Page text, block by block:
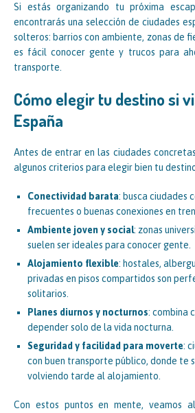
Si estás organizando tu próxima
encontrarás una selección de ciudades
solteros: barrios con ambiente, zonas de
es fácil conocer gente y trucos para
transporte.
Cómo elegir tu destino si
España
Antes de entrar en las ciudades
algunos criterios para elegir bien tu
Conectividad barata: busca ciudades
frecuentes o buenas conexiones en
Ambiente joven y social: zonas
suelen ser ideales para conocer gente.
Alojamiento flexible: hostales,
privadas en pisos compartidos son
solitarios.
Planes diurnos y nocturnos: combina
depender solo de la vida nocturna.
Seguridad y facilidad para moverte:
con buen transporte público, donde te
volviendo tarde al alojamiento.
Con estos puntos en mente, veamos